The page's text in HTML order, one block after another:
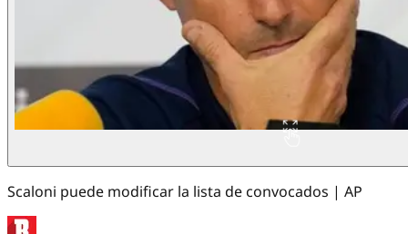
Scaloni puede modificar la lista de convocados | AP